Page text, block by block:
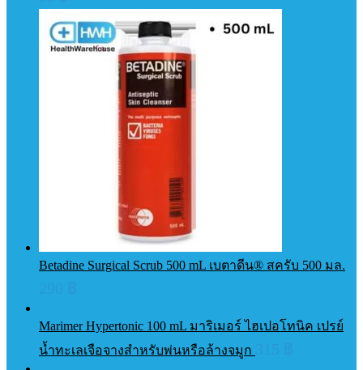
Betadine Surgical Scrub 500 mL เบตาดีน® สครับ 500 มล.
Marimer Hypertonic 100 mL มาริเมอร์ ไฮเปอโทนิค เปรย์
น้ำทะเลเจือจางสำหรับพ่นหรือล้างจมูก